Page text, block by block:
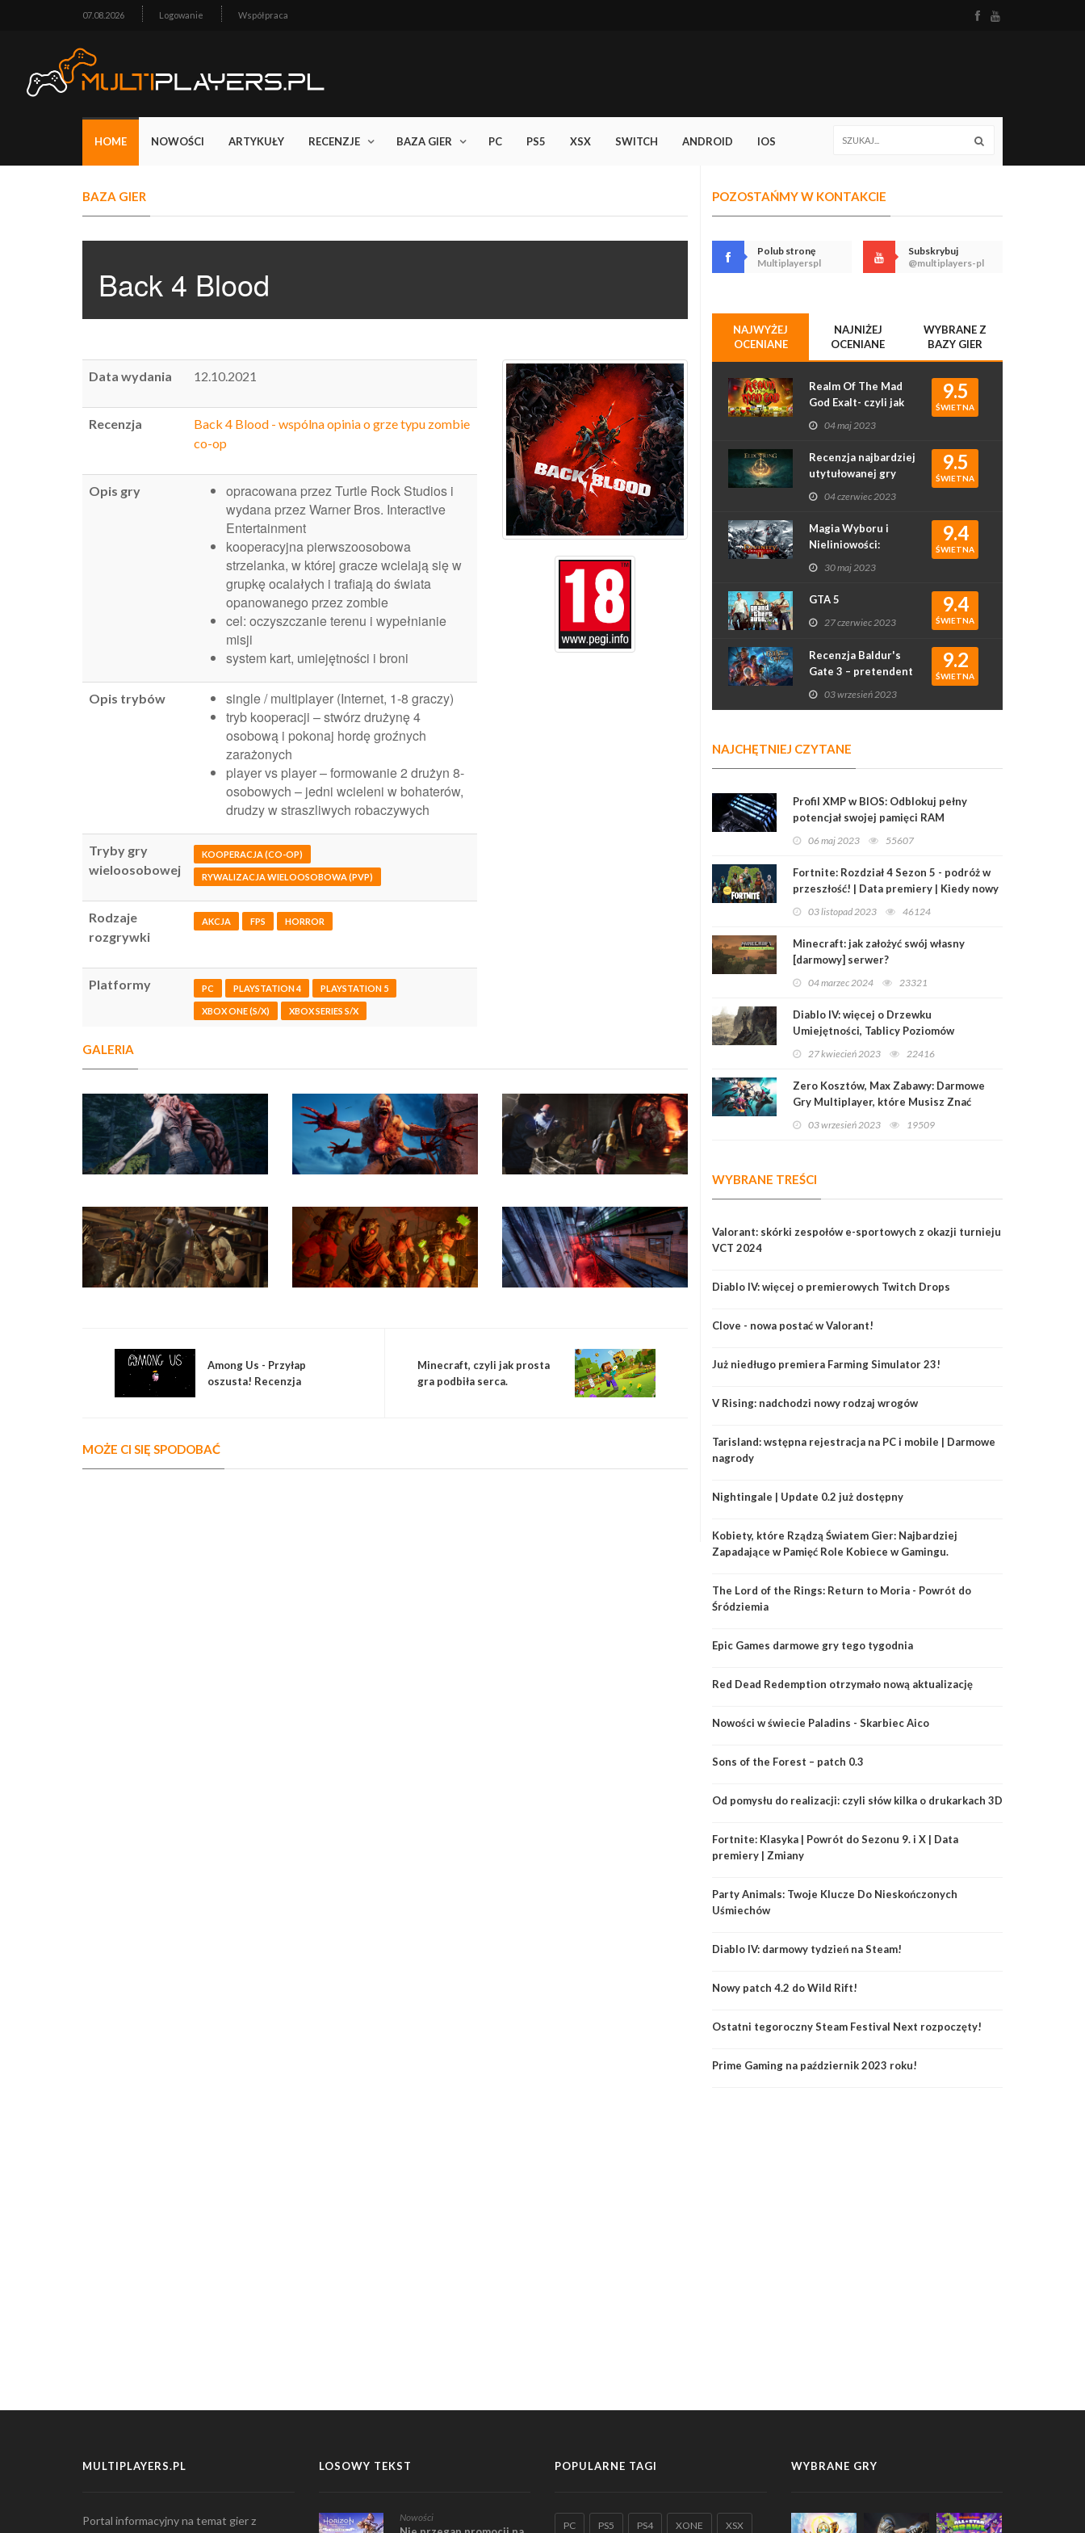
07.08.2026 Logowanie Współpraca
HOME NOWOŚCI ARTYKUŁY RECENZJE BAZA GIER PC PS5 XSX SWITCH ANDROID IOS
BAZA GIER
Back 4 Blood
Data wydania 12.10.2021
Recenzja
Back 4 Blood - wspólna opinia o grze typu zombie
co-op
Opis gry
opracowana przez Turtle Rock Studios i
wydana przez Warner Bros. Interactive
Entertainment
kooperacyjna pierwszoosobowa
strzelanka, w której gracze wcielają się w
grupkę ocalałych i trafiają do świata
opanowanego przez zombie
cel: oczyszczanie terenu i wypełnianie
misji
system kart, umiejętności i broni
Opis trybów
single / multiplayer (Internet, 1-8 graczy)
tryb kooperacji – stwórz drużynę 4
osobową i pokonaj hordę groźnych
zarażonych
player vs player – formowanie 2 drużyn 8-
osobowych – jedni wcieleni w bohaterów,
drudzy w straszliwych robaczywych
Tryby gry
wieloosobowej
KOOPERACJA (CO-OP)
RYWALIZACJA WIELOOSOBOWA (PVP)
Rodzaje
rozgrywki
AKCJA FPS HORROR
Platformy PC PLAYSTATION 4 PLAYSTATION 5
XBOX ONE (S/X) XBOX SERIES S/X
GALERIA
Among Us - Przyłap
oszusta! Recenzja
Minecraft, czyli jak prosta
gra podbiła serca.
MOŻE CI SIĘ SPODOBAĆ
POZOSTAŃMY W KONTAKCIE
Polub stronę
Multiplayerspl
Subskrybuj
@multiplayers-pl
NAJWYŻEJ
OCENIANE
NAJNIŻEJ
OCENIANE
WYBRANE Z
BAZY GIER
9.5
ŚWIETNA
Realm Of The Mad
God Exalt- czyli jak
rougelike podbił
serca graczy
04 maj 2023
9.5
ŚWIETNA
Recenzja najbardziej
utytułowanej gry
2022 roku - Elden
Ring
04 czerwiec 2023
9.4
ŚWIETNA
Magia Wyboru i
Nieliniowości:
Recenzja Gry
Divinity: Original Sin
II
30 maj 2023
9.4
ŚWIETNA
GTA 5
27 czerwiec 2023
9.2
ŚWIETNA
Recenzja Baldur's
Gate 3 – pretendent
do gry roku?
03 wrzesień 2023
NAJCHĘTNIEJ CZYTANE
Profil XMP w BIOS: Odblokuj pełny
potencjał swojej pamięci RAM
06 maj 2023 55607
Fortnite: Rozdział 4 Sezon 5 - podróż w
przeszłość! | Data premiery | Kiedy nowy
03 listopad 2023 46124
Minecraft: jak założyć swój własny
[darmowy] serwer?
04 marzec 2024 23321
Diablo IV: więcej o Drzewku
Umiejętności, Tablicy Poziomów
Legendarnych
27 kwiecień 2023 22416
Zero Kosztów, Max Zabawy: Darmowe
Gry Multiplayer, które Musisz Znać
03 wrzesień 2023 19509
WYBRANE TREŚCI
Valorant: skórki zespołów e-sportowych z okazji turnieju
VCT 2024
Diablo IV: więcej o premierowych Twitch Drops
Clove - nowa postać w Valorant!
Już niedługo premiera Farming Simulator 23!
V Rising: nadchodzi nowy rodzaj wrogów
Tarisland: wstępna rejestracja na PC i mobile | Darmowe
nagrody
Nightingale | Update 0.2 już dostępny
Kobiety, które Rządzą Światem Gier: Najbardziej
Zapadające w Pamięć Role Kobiece w Gamingu.
The Lord of the Rings: Return to Moria - Powrót do
Śródziemia
Epic Games darmowe gry tego tygodnia
Red Dead Redemption otrzymało nową aktualizację
Nowości w świecie Paladins - Skarbiec Aico
Sons of the Forest – patch 0.3
Od pomysłu do realizacji: czyli słów kilka o drukarkach 3D
Fortnite: Klasyka | Powrót do Sezonu 9. i X | Data
premiery | Zmiany
Party Animals: Twoje Klucze Do Nieskończonych
Uśmiechów
Diablo IV: darmowy tydzień na Steam!
Nowy patch 4.2 do Wild Rift!
Ostatni tegoroczny Steam Festival Next rozpoczęty!
Prime Gaming na październik 2023 roku!
MULTIPLAYERS.PL
Portal informacyjny na temat gier z
LOSOWY TEKST
Nowości
POPULARNE TAGI
PC PS5 PS4 XONE XSX
WYBRANE GRY